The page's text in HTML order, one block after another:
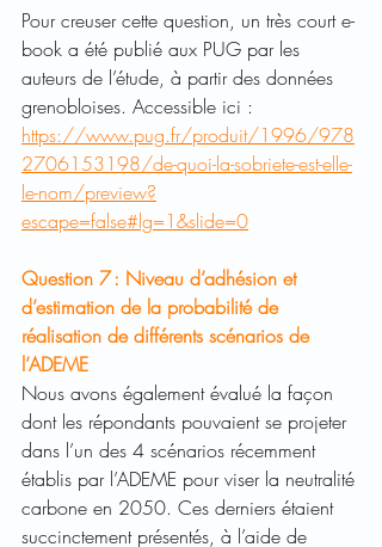
Pour creuser cette question, un très court e-
book a été publié aux PUG par les
auteurs de l’étude, à partir des données
grenobloises. Accessible ici :
https://www.pug.fr/produit/1996/978
2706153198/de-quoi-la-sobriete-est-elle-
le-nom/preview?
escape=false#lg=1&slide=0
Question 7 : Niveau d’adhésion et
d’estimation de la probabilité de
réalisation de différents scénarios de
l’ADEME
Nous avons également évalué la façon
dont les répondants pouvaient se projeter
dans l’un des 4 scénarios récemment
établis par l’ADEME pour viser la neutralité
carbone en 2050. Ces derniers étaient
succinctement présentés, à l’aide de